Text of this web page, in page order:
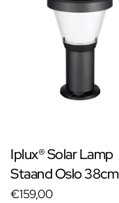
Iplux® Solar Lamp
Staand Oslo 38cm
€159,00